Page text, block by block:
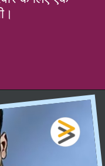
https://fastfwdz.com/web-stories/draupadi-murmu-journey-from-depression-to-president/